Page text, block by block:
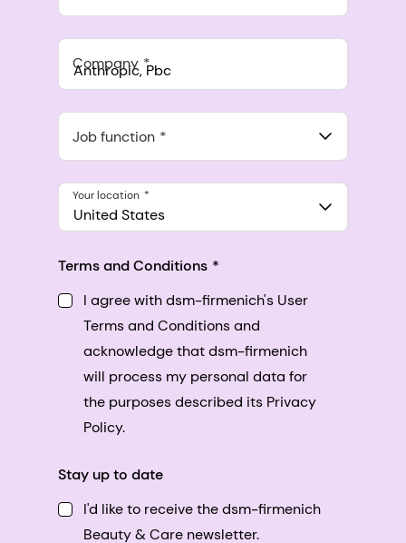
Company
548 Market St Pmb 90375, San Francisco, California, US
Job function
United States
Your location
Terms and Conditions
I agree with dsm-firmenich's User
Terms and Conditions and
acknowledge that dsm-firmenich
will process my personal data for
the purposes described its Privacy
Policy.
Stay up to date
I'd like to receive the dsm-firmenich
Beauty & Care newsletter.